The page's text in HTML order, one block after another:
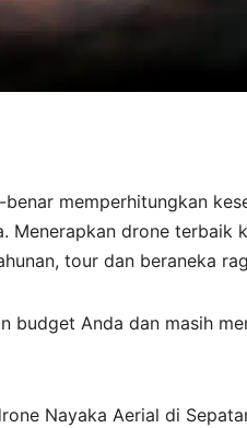
memperhitungkan
drone terbaik
tour dan beraneka
budget Anda dan masih
Nayaka Aerial di